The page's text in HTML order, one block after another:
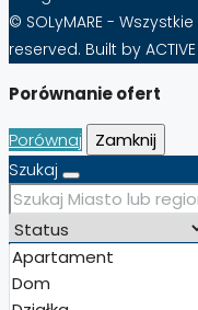
© SOLyMARE -
reserved. Built by
Porównanie ofert
Porównaj
Zamknij
Szukaj